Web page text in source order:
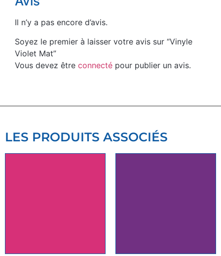
Il n’y a pas encore d’avis.
Soyez le premier à laisser votre avis sur “Vinyle
Violet Mat”
Vous devez être connecté pour publier un avis.
LES PRODUITS ASSOCIÉS